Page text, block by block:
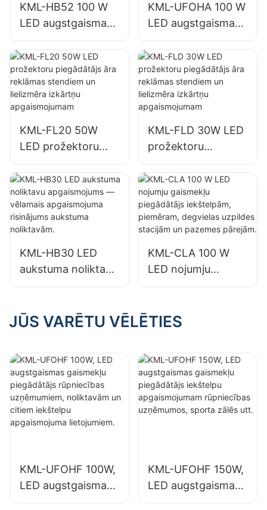
noliktavām.
KML-HB52 100 W
LED augstgaismas
gaismekļu
piegādātājs
iekštelpām,
piemēram, rūpnīcu
ēkām un
KML-UFOHA 100 W
LED augstgaismas
gaismekļu
piegādātājs
iekštelpām,
piemēram, rūpnīcu
ēkām un
KML-FL20 50W
LED prožektoru
piegādātājs āra
reklāmas stendiem
un lielizmēra
izkārtņu
apgaismojumam
KML-FLD 30W LED
prožektoru
piegādātājs āra
reklāmas stendiem
un lielizmēra
izkārtņu
apgaismojumam
KML-HB30 LED
aukstuma noliktavu
apgaismojums —
apgaismojuma
noliktavām.
KML-CLA 100 W
LED nojumju
gaismekļu
iekštelpām,
stacijām un
pazemes pārejām.
JŪS VARĒTU VĒLĒTIES
KML-UFOHF 100W,
LED augstgaismas
gaismekļu
KML-UFOHF 150W,
LED augstgaismas
gaismekļu